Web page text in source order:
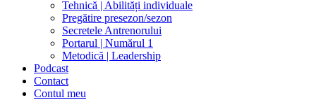
Tehnică | Abilități individuale
Pregătire presezon/sezon
Secretele Antrenorului
Portarul | Numărul 1
Metodică | Leadership
Podcast
Contact
Contul meu